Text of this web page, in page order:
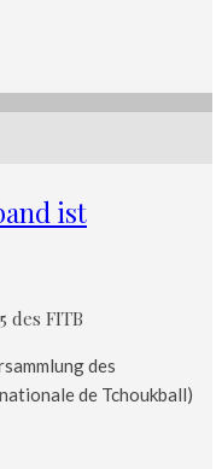
ist
des FITB
des
de Tchoukball)